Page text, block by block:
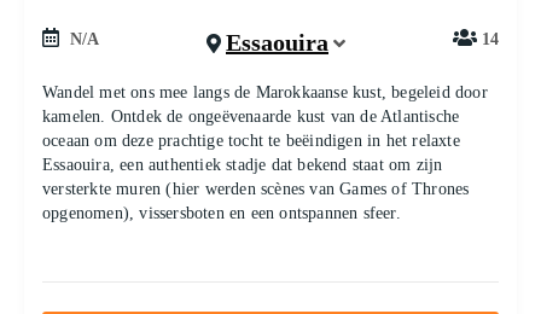
N/A Essaouira 14
Wandel met ons mee langs de Marokkaanse kust, begeleid door
kamelen. Ontdek de ongeëvenaarde kust van de Atlantische
oceaan om deze prachtige tocht te beëindigen in het relaxte
Essaouira, een authentiek stadje dat bekend staat om zijn
versterkte muren (hier werden scènes van Games of Thrones
opgenomen), vissersboten en een ontspannen sfeer.